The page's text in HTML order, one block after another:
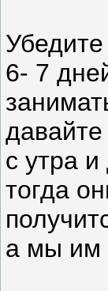
6- 7
с утра
тогда
а мы им